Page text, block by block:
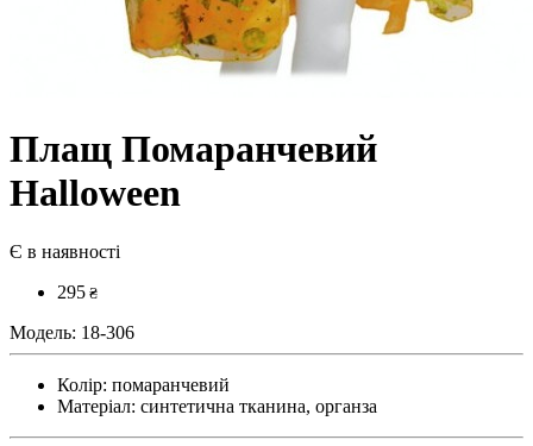
Плащ Помаранчевий
Halloween
Є в наявності
295 ₴
Модель: 18-306
Колір: помаранчевий
Матеріал: синтетична тканина, органза